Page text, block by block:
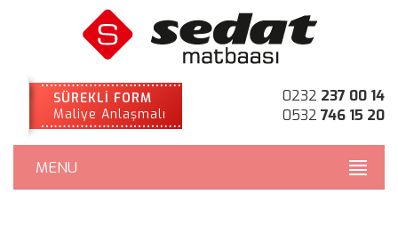
SÜREKLİ FORM
Maliye Anlaşmalı
0232 237 00 14
0532 746 15 20
MENU